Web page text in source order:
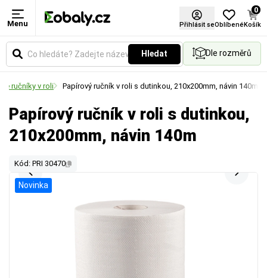
Menu Přihlásit seOblíbené
0
Košík
Hledat Dle rozměrů
ručníky v roli Papírový ručník v roli s dutinkou, 210x200mm, návin 140m
Papírový ručník v roli s dutinkou,
210x200mm, návin 140m
Kód: PRI 30470
Novinka